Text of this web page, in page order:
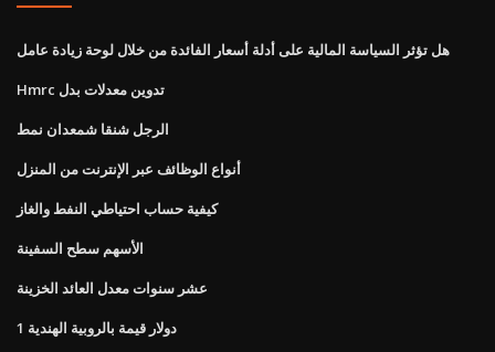
هل تؤثر السياسة المالية على أدلة أسعار الفائدة من خلال لوحة زيادة عامل
Hmrc تدوين معدلات بدل
الرجل شنقا شمعدان نمط
أنواع الوظائف عبر الإنترنت من المنزل
كيفية حساب احتياطي النفط والغاز
الأسهم سطح السفينة
عشر سنوات معدل العائد الخزينة
1 دولار قيمة بالروبية الهندية